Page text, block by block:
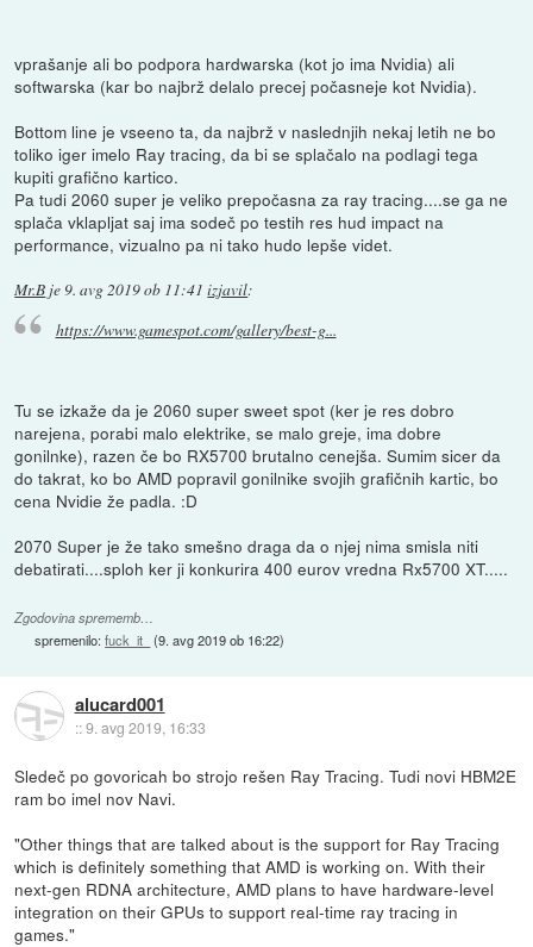
vprašanje ali bo podpora hardwarska (kot jo ima Nvidia) ali
softwarska (kar bo najbrž delalo precej počasneje kot Nvidia).
Bottom line je vseeno ta, da najbrž v naslednjih nekaj letih ne bo
toliko iger imelo Ray tracing, da bi se splačalo na podlagi tega
kupiti grafično kartico.
Pa tudi 2060 super je veliko prepočasna za ray tracing....se ga ne
splača vklapljat saj ima sodeč po testih res hud impact na
performance, vizualno pa ni tako hudo lepše videt.
Mr.B je9. avg 2019 ob 11:41 izjavil:
https://www.gamespot.com/gallery/best-g...
Tu se izkaže da je 2060 super sweet spot (ker je res dobro
narejena, porabi malo elektrike, se malo greje, ima dobre
gonilnke), razen če bo RX5700 brutalno cenejša. Sumim sicer da
do takrat, ko bo AMD popravil gonilnike svojih grafičnih kartic, bo
cena Nvidie že padla. :D
2070 Super je že tako smešno draga da o njej nima smisla niti
debatirati....sploh ker ji konkurira 400 eurov vredna Rx5700 XT.....
Zgodovina sprememb…
spremenilo:fuck_it_ (9. avg 2019 ob 16:22)
alucard001
::9. avg 2019, 16:33
Sledeč po govoricah bo strojo rešen Ray Tracing. Tudi novi HBM2E
ram bo imel nov Navi.
"Other things that are talked about is the support for Ray Tracing
which is definitely something that AMD is working on. With their
next-gen RDNA architecture, AMD plans to have hardware-level
integration on their GPUs to support real-time ray tracing in
games."